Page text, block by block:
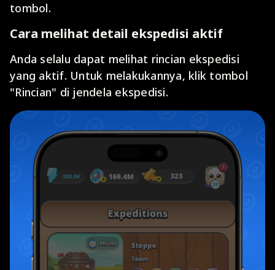
tombol.
Cara melihat detail ekspedisi aktif
Anda selalu dapat melihat rincian ekspedisi
yang aktif. Untuk melakukannya, klik tombol
"Rincian" di jendela ekspedisi.